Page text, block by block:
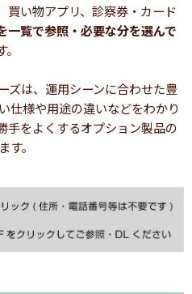
買い物アプリ、診察券・カード
一覧で参照・必要な分を選んで
ズは、運用シーンに合わせた豊
仕様や用途の違いなどをわかり
手をよくするオプション製品の
。